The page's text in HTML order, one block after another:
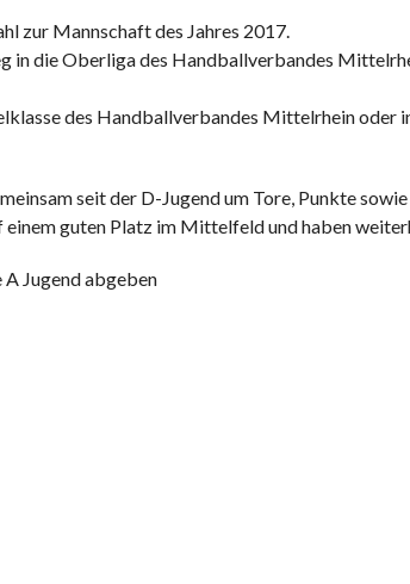
zur Mannschaft des Jahres 2017.
die Oberliga des Handballverbandes
des Handballverbandes Mittelrhein oder
seit der D-Jugend um Tore, Punkte
guten Platz im Mittelfeld und haben
Jugend abgeben